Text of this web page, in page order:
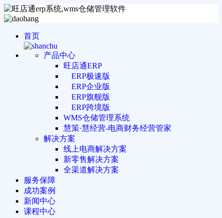
首页
产品中心
旺店通ERP
ERP极速版
ERP企业版
ERP旗舰版
ERP跨境版
WMS仓储管理系统
慧策·慧经营-电商财务经营管家
解决方案
线上电商解决方案
新零售解决方案
全渠道解决方案
服务保障
成功案例
新闻中心
课程中心